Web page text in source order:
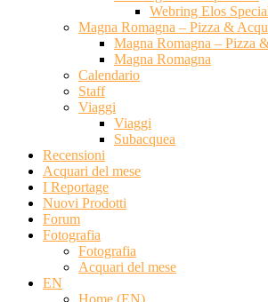
Webring Elos
Magna Romagna – Pizza &
Magna Romagna – Pizza
Magna Romagna
Calendario
Staff
Viaggi
Viaggi
Subacquea
Recensioni
Acquari del mese
I Reportage
Nuovi Prodotti
Forum
Fotografia
Fotografia
Acquari del mese
EN
Home (EN)